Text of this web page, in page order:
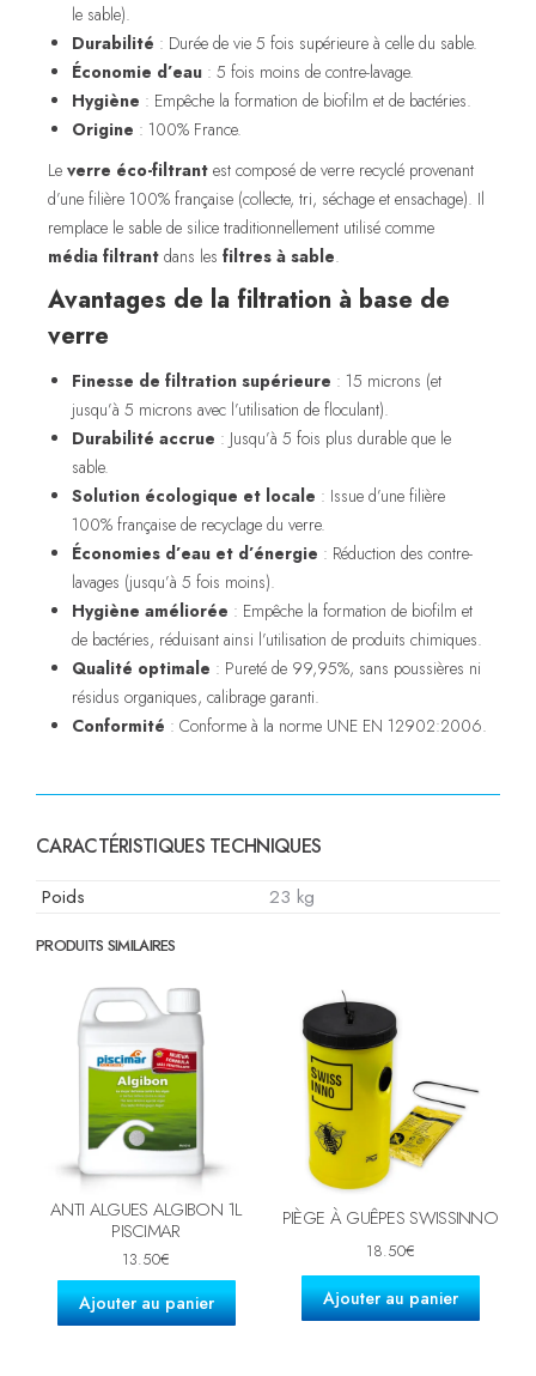
le sable).
Durabilité : Durée de vie 5 fois supérieure à celle du sable.
Économie d’eau : 5 fois moins de contre-lavage.
Hygiène : Empêche la formation de biofilm et de bactéries.
Origine : 100% France.
Le verre éco-filtrant est composé de verre recyclé provenant
d’une filière 100% française (collecte, tri, séchage et ensachage). Il
remplace le sable de silice traditionnellement utilisé comme
média filtrant dans les filtres à sable.
Avantages de la filtration à base de
verre
Finesse de filtration supérieure : 15 microns (et
jusqu’à 5 microns avec l’utilisation de floculant).
Durabilité accrue : Jusqu’à 5 fois plus durable que le
sable.
Solution écologique et locale : Issue d’une filière
100% française de recyclage du verre.
Économies d’eau et d’énergie : Réduction des contre-
lavages (jusqu’à 5 fois moins).
Hygiène améliorée : Empêche la formation de biofilm et
de bactéries, réduisant ainsi l’utilisation de produits chimiques.
Qualité optimale : Pureté de 99,95%, sans poussières ni
résidus organiques, calibrage garanti.
Conformité : Conforme à la norme UNE EN 12902:2006.
CARACTÉRISTIQUES TECHNIQUES
Poids 23 kg
PRODUITS SIMILAIRES
ANTI ALGUES ALGIBON 1L
PISCIMAR
13.50€
Ajouter au panier
PIÈGE À GUÊPES SWISSINNO
18.50€
Ajouter au panier